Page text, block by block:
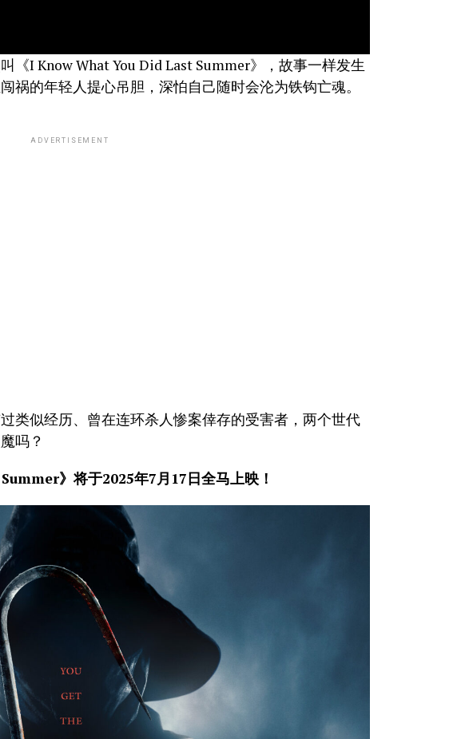
《I Know What You Did Last Summer》，故事一样发生
祸的年轻人提心吊胆，深怕自己随时会沦为铁钩亡魂。
ADVERTISEMENT
类似经历、曾在连环杀人惨案倖存的受害者，两个世代
吗？
》将于2025年7月17日全马上映！